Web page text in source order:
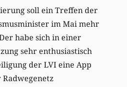
soll ein Treffen der
im Mai mehr
habe sich in einer
sehr enthusiastisch
der LVI eine App